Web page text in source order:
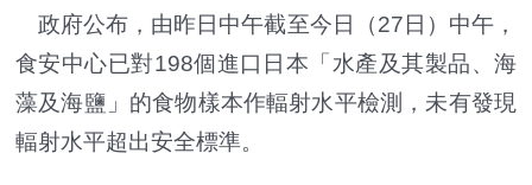
政府公布，由昨日中午截至今日（27日）中午，
食安中心已對198個進口日本「水產及其製品、海
藻及海鹽」的食物樣本作輻射水平檢測，未有發現
輻射水平超出安全標準。